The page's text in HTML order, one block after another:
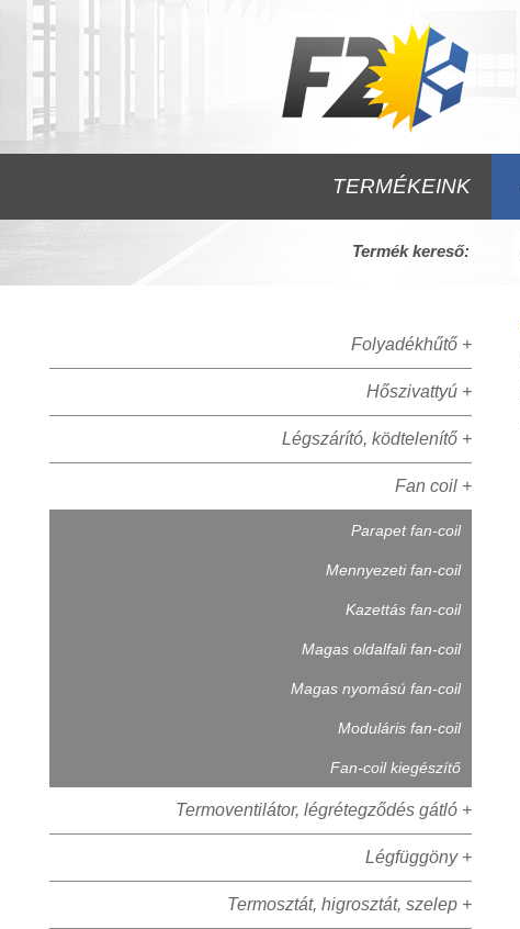
TERMÉKEINK
Termék kereső:
Folyadékhűtő +
Hőszivattyú +
Légszárító, ködtelenítő +
Fan coil +
Parapet fan-coil
Mennyezeti fan-coil
Kazettás fan-coil
Magas oldalfali fan-coil
Magas nyomású fan-coil
Moduláris fan-coil
Fan-coil kiegészítő
Termoventilátor, légrétegződés gátló +
Légfüggöny +
Termosztát, higrosztát, szelep +